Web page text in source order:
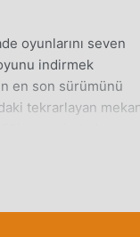
oyunlarını seven
indirmek
en son sürümünü
tekrarlayan
bir ücret talep
moddroid'i